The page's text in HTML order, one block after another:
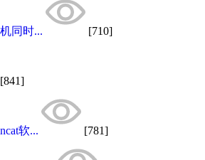
同时... [710]
[841]
软... [781]